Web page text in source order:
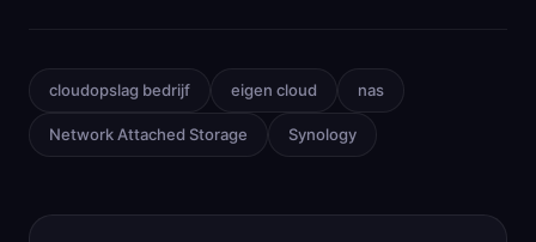
cloudopslag bedrijf eigen cloud nas
Network Attached Storage Synology